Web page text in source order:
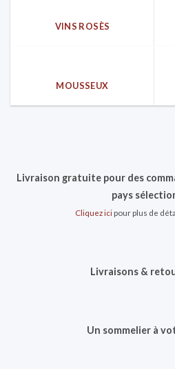
VINS ROSÈS
MOUSSEUX
Livraison gratuite pour des
pays
Cliquez icipour plus de
Livraisons &
Un sommelier à